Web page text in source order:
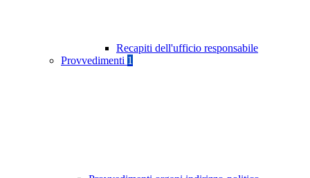
Recapiti dell'ufficio responsabile
Provvedimenti 1